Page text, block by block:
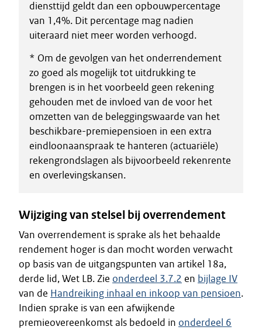
diensttijd geldt dan een opbouwpercentage
van 1,4%. Dit percentage mag nadien
uiteraard niet meer worden verhoogd.
* Om de gevolgen van het onderrendement
zo goed als mogelijk tot uitdrukking te
brengen is in het voorbeeld geen rekening
gehouden met de invloed van de voor het
omzetten van de beleggingswaarde van het
beschikbare-premiepensioen in een extra
eindloonaanspraak te hanteren (actuariële)
rekengrondslagen als bijvoorbeeld rekenrente
en overlevingskansen.
Wijziging van stelsel bij overrendement
Van overrendement is sprake als het behaalde
rendement hoger is dan mocht worden verwacht
op basis van de uitgangspunten van artikel 18a,
derde lid, Wet LB. Zie onderdeel 3.7.2 en bijlage IV
van de Handreiking inhaal en inkoop van pensioen.
Indien sprake is van een afwijkende
premieovereenkomst als bedoeld in onderdeel 6